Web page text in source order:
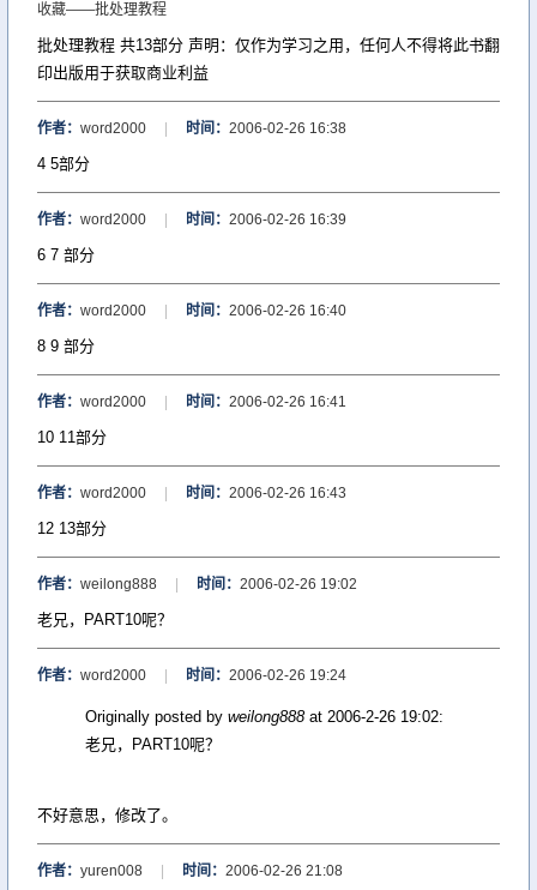
收藏——批处理教程
批处理教程 共13部分 声明：仅作为学习之用，任何人不得将此书翻
印出版用于获取商业利益
作者： word2000 时间： 2006-02-26 16:38
4 5部分
作者： word2000 时间： 2006-02-26 16:39
6 7 部分
作者： word2000 时间： 2006-02-26 16:40
8 9 部分
作者： word2000 时间： 2006-02-26 16:41
10 11部分
作者： word2000 时间： 2006-02-26 16:43
12 13部分
作者： weilong888 时间： 2006-02-26 19:02
老兄，PART10呢？
作者： word2000 时间： 2006-02-26 19:24
Originally posted by weilong888at 2006-2-26 19:02:
老兄，PART10呢？
不好意思，修改了。
作者： yuren008 时间： 2006-02-26 21:08